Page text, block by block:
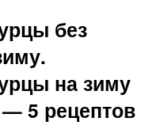
без
на зиму
— 5 рецептов